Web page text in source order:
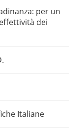
per un
dei
Italiane